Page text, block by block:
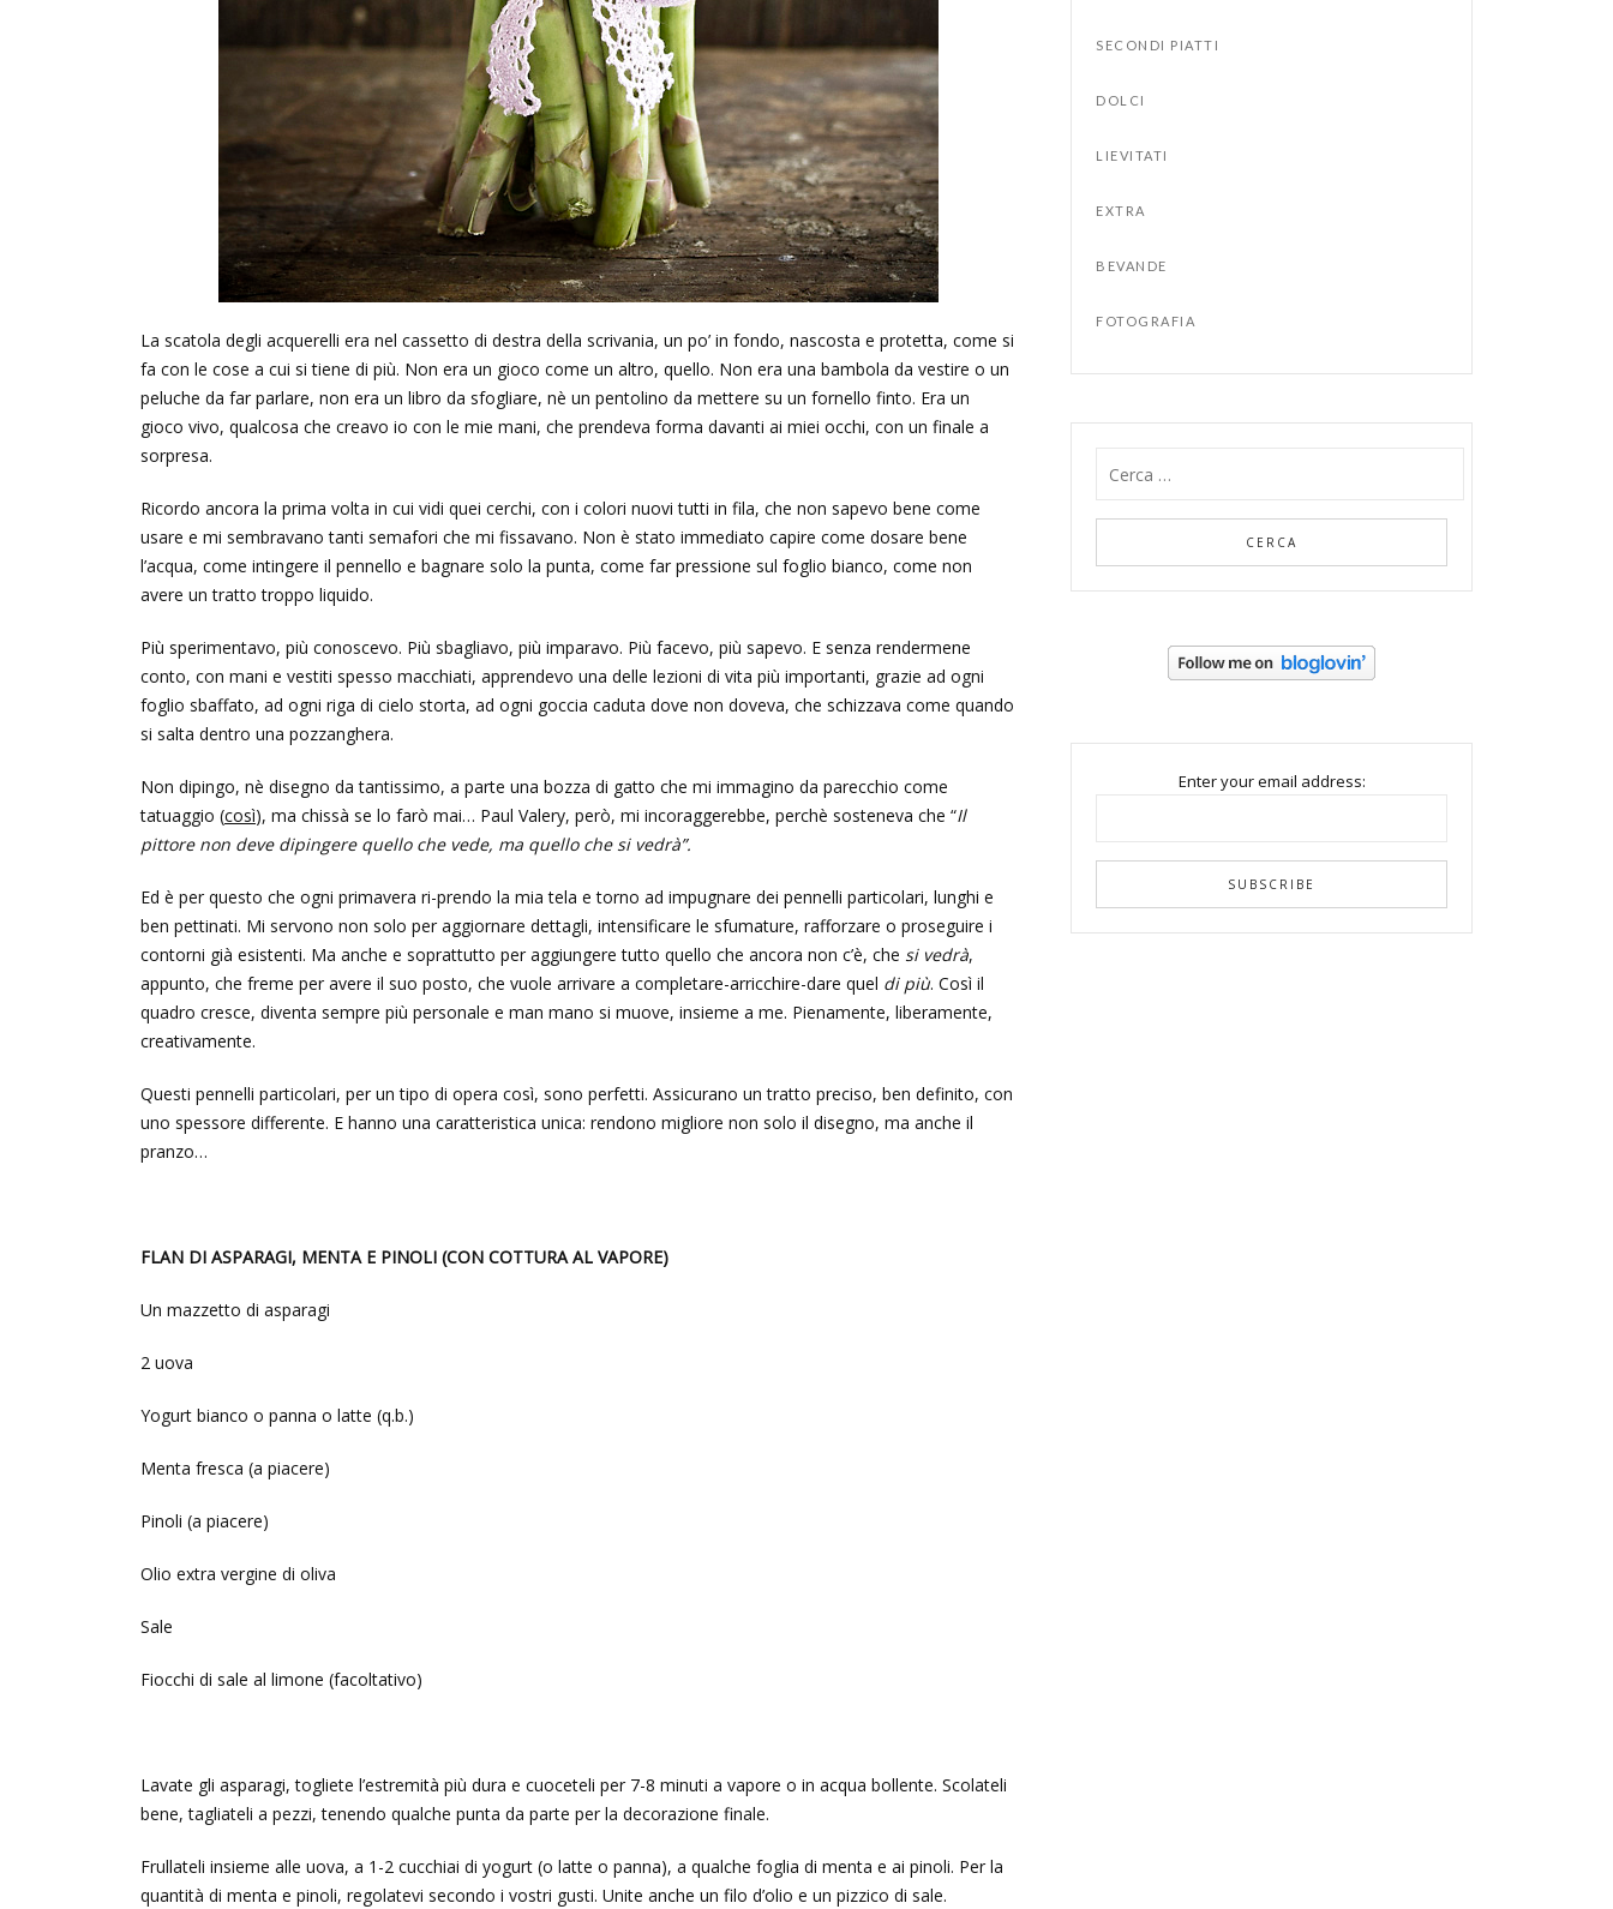
La scatola degli acquerelli era nel cassetto di destra della scrivania, un po’ in fondo, nascosta e protetta, come si
fa con le cose a cui si tiene di più. Non era un gioco come un altro, quello. Non era una bambola da vestire o un
peluche da far parlare, non era un libro da sfogliare, nè un pentolino da mettere su un fornello finto. Era un
gioco vivo, qualcosa che creavo io con le mie mani, che prendeva forma davanti ai miei occhi, con un finale a
sorpresa.
Ricordo ancora la prima volta in cui vidi quei cerchi, con i colori nuovi tutti in fila, che non sapevo bene come
usare e mi sembravano tanti semafori che mi fissavano. Non è stato immediato capire come dosare bene
l’acqua, come intingere il pennello e bagnare solo la punta, come far pressione sul foglio bianco, come non
avere un tratto troppo liquido.
Più sperimentavo, più conoscevo. Più sbagliavo, più imparavo. Più facevo, più sapevo. E senza rendermene
conto, con mani e vestiti spesso macchiati, apprendevo una delle lezioni di vita più importanti, grazie ad ogni
foglio sbaffato, ad ogni riga di cielo storta, ad ogni goccia caduta dove non doveva, che schizzava come quando
si salta dentro una pozzanghera.
Non dipingo, nè disegno da tantissimo, a parte una bozza di gatto che mi immagino da parecchio come
tatuaggio (così), ma chissà se lo farò mai… Paul Valery, però, mi incoraggerebbe, perchè sosteneva che “Il
pittore non deve dipingere quello che vede, ma quello che si vedrà”.
Ed è per questo che ogni primavera ri-prendo la mia tela e torno ad impugnare dei pennelli particolari, lunghi e
ben pettinati. Mi servono non solo per aggiornare dettagli, intensificare le sfumature, rafforzare o proseguire i
contorni già esistenti. Ma anche e soprattutto per aggiungere tutto quello che ancora non c’è, che si vedrà,
appunto, che freme per avere il suo posto, che vuole arrivare a completare-arricchire-dare quel di più. Così il
quadro cresce, diventa sempre più personale e man mano si muove, insieme a me. Pienamente, liberamente,
creativamente.
Questi pennelli particolari, per un tipo di opera così, sono perfetti. Assicurano un tratto preciso, ben definito, con
uno spessore differente. E hanno una caratteristica unica: rendono migliore non solo il disegno, ma anche il
pranzo…
FLAN DI ASPARAGI, MENTA E PINOLI (CON COTTURA AL VAPORE)
Un mazzetto di asparagi
2 uova
Yogurt bianco o panna o latte (q.b.)
Menta fresca (a piacere)
Pinoli (a piacere)
Olio extra vergine di oliva
Sale
Fiocchi di sale al limone (facoltativo)
Lavate gli asparagi, togliete l’estremità più dura e cuoceteli per 7-8 minuti a vapore o in acqua bollente. Scolateli
bene, tagliateli a pezzi, tenendo qualche punta da parte per la decorazione finale.
Frullateli insieme alle uova, a 1-2 cucchiai di yogurt (o latte o panna), a qualche foglia di menta e ai pinoli. Per la
quantità di menta e pinoli, regolatevi secondo i vostri gusti. Unite anche un filo d’olio e un pizzico di sale.
SECONDI PIATTI
DOLCI
LIEVITATI
EXTRA
BEVANDE
FOTOGRAFIA
Enter your email address: